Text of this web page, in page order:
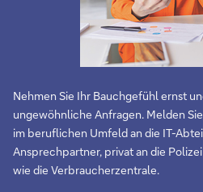
Nehmen Sie Ihr Bauchgefühl ernst
ungewöhnliche Anfragen. Melden
im beruflichen Umfeld an die IT-
Ansprechpartner, privat an die
wie die Verbraucherzentrale.